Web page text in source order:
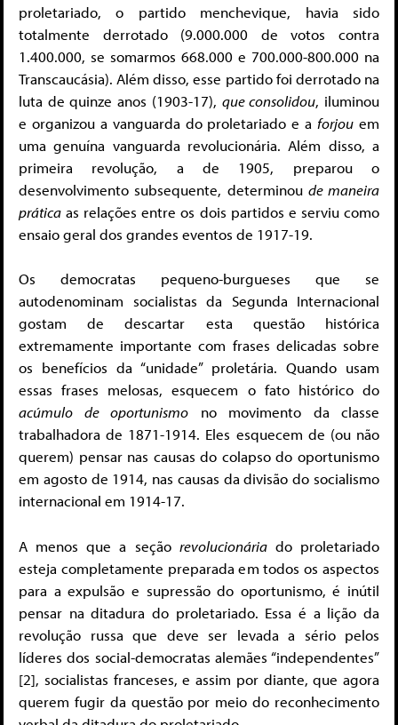
proletariado, o partido menchevique, havia sido
totalmente derrotado (9.000.000 de votos contra
1.400.000, se somarmos 668.000 e 700.000-800.000 na
Transcaucásia). Além disso, esse partido foi derrotado na
luta de quinze anos (1903-17), que consolidou, iluminou
e organizou a vanguarda do proletariado e a forjou em
uma genuína vanguarda revolucionária. Além disso, a
primeira revolução, a de 1905, preparou o
desenvolvimento subsequente, determinou de maneira
prática as relações entre os dois partidos e serviu como
ensaio geral dos grandes eventos de 1917-19.
Os democratas pequeno-burgueses que se
autodenominam socialistas da Segunda Internacional
gostam de descartar esta questão histórica
extremamente importante com frases delicadas sobre
os benefícios da “unidade” proletária. Quando usam
essas frases melosas, esquecem o fato histórico do
acúmulo de oportunismo no movimento da classe
trabalhadora de 1871-1914. Eles esquecem de (ou não
querem) pensar nas causas do colapso do oportunismo
em agosto de 1914, nas causas da divisão do socialismo
internacional em 1914-17.
A menos que a seção revolucionáriado proletariado
esteja completamente preparada em todos os aspectos
para a expulsão e supressão do oportunismo, é inútil
pensar na ditadura do proletariado. Essa é a lição da
revolução russa que deve ser levada a sério pelos
líderes dos social-democratas alemães “independentes”
[2], socialistas franceses, e assim por diante, que agora
querem fugir da questão por meio do reconhecimento